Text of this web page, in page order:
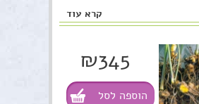
קרא עוד
₪345
הוספה לסל